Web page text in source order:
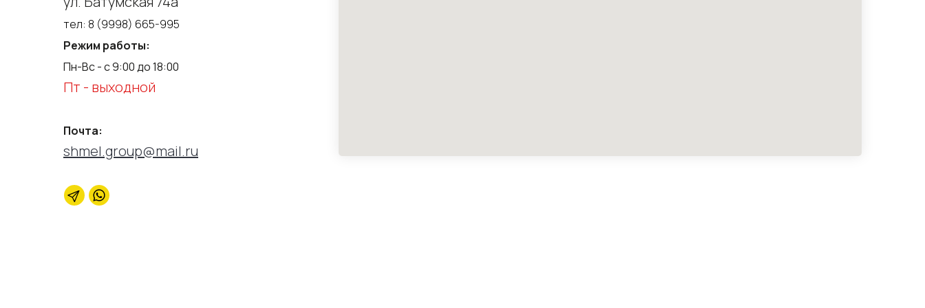
тел: 8 (9998) 665-995
Режим работы:
Пн-Вс - с 9:00 до 18:00
Пт - выходной
Почта:
shmel.group@mail.ru